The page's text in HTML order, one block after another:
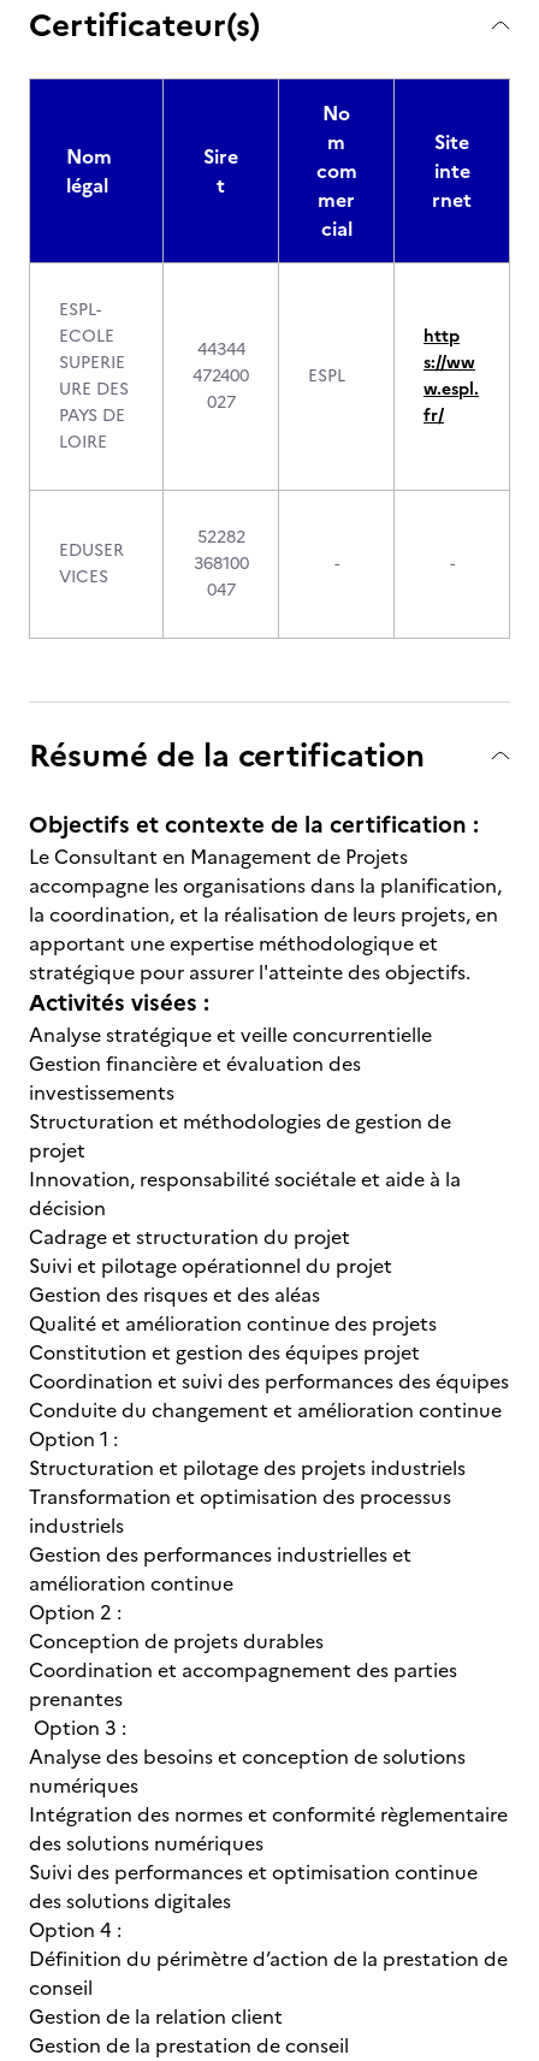
Certificateur(s)
Nom
légal
Sire
t
No
m
com
mer
cial
Site
inte
rnet
ESPL-
ECOLE
SUPERIE
URE DES
PAYS DE
LOIRE
44344
472400
027
ESPL
http
s://ww
w.espl.
fr/
EDUSER
VICES
52282
368100
047
- -
Résumé de la certification
Objectifs et contexte de la certification :
Le Consultant en Management de Projets
accompagne les organisations dans la planification,
la coordination, et la réalisation de leurs projets, en
apportant une expertise méthodologique et
stratégique pour assurer l'atteinte des objectifs.
Activités visées :
Analyse stratégique et veille concurrentielle
Gestion financière et évaluation des
investissements
Structuration et méthodologies de gestion de
projet
Innovation, responsabilité sociétale et aide à la
décision
Cadrage et structuration du projet
Suivi et pilotage opérationnel du projet
Gestion des risques et des aléas
Qualité et amélioration continue des projets
Constitution et gestion des équipes projet
Coordination et suivi des performances des équipes
Conduite du changement et amélioration continue
Option 1 :
Structuration et pilotage des projets industriels
Transformation et optimisation des processus
industriels
Gestion des performances industrielles et
amélioration continue
Option 2 :
Conception de projets durables
Coordination et accompagnement des parties
prenantes
Option 3 :
Analyse des besoins et conception de solutions
numériques
Intégration des normes et conformité règlementaire
des solutions numériques
Suivi des performances et optimisation continue
des solutions digitales
Option 4 :
Définition du périmètre d’action de la prestation de
conseil
Gestion de la relation client
Gestion de la prestation de conseil